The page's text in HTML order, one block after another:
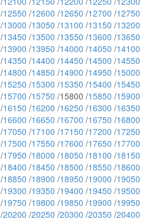
/12550 /12600 /12650 /12700 /12750
/13000 /13050 /13100 /13150 /13200
/13450 /13500 /13550 /13600 /13650
/13900 /13950 /14000 /14050 /14100
/14350 /14400 /14450 /14500 /14550
/14800 /14850 /14900 /14950 /15000
/15250 /15300 /15350 /15400 /15450
/15700 /15750 /15800 /15850 /15900
/16150 /16200 /16250 /16300 /16350
/16600 /16650 /16700 /16750 /16800
/17050 /17100 /17150 /17200 /17250
/17500 /17550 /17600 /17650 /17700
/17950 /18000 /18050 /18100 /18150
/18400 /18450 /18500 /18550 /18600
/18850 /18900 /18950 /19000 /19050
/19300 /19350 /19400 /19450 /19500
/19750 /19800 /19850 /19900 /19950
/20200 /20250 /20300 /20350 /20400